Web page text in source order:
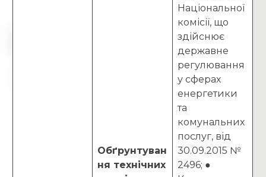
Обґрунтуван
ня технічних
Національної
комісії, що
здійснює
державне
регулювання
у сферах
енергетики
та
комунальних
послуг, від
30.09.2015 №
2496; ●